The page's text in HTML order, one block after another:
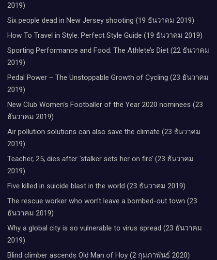
2019)
Six people dead in New Jersey shooting (19 ธันวาคม 2019)
How To Travel in Style: Perfect Style Guide (19 ธันวาคม 2019)
Sporting Performance and Food: The Athlete’s Diet (22 ธันวาคม
2019)
Pedal Power – The Unstoppable Growth of Cycling (23 ธันวาคม
2019)
New Club Women’s Footballer of the Year 2020 nominees (23
ธันวาคม 2019)
Air pollution solutions can also save the climate (23 ธันวาคม
2019)
Teacher, 25, dies after ‘stalker sets her on fire’ (23 ธันวาคม
2019)
Five killed in suicide blast in the world (23 ธันวาคม 2019)
The rescue worker who won’t leave a bombed-out town (23
ธันวาคม 2019)
Why a global city is so vulnerable to virus spread (23 ธันวาคม
2019)
Blind climber ascends Old Man of Hoy (2 กุมภาพันธ์ 2020)